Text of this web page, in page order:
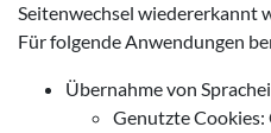
Seitenwechsel wiedererkannt
Für folgende Anwendungen
Übernahme von
Genutzte Cookies: